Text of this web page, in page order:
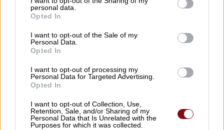
personal data.
Opted In
I want to opt-out of the Sale of my
Personal Data.
Opted In
I want to opt-out of processing my
Personal Data for Targeted Advertising.
Opted In
I want to opt-out of Collection, Use,
Retention, Sale, and/or Sharing of my
Personal Data that Is Unrelated with the
Purposes for which it was collected.